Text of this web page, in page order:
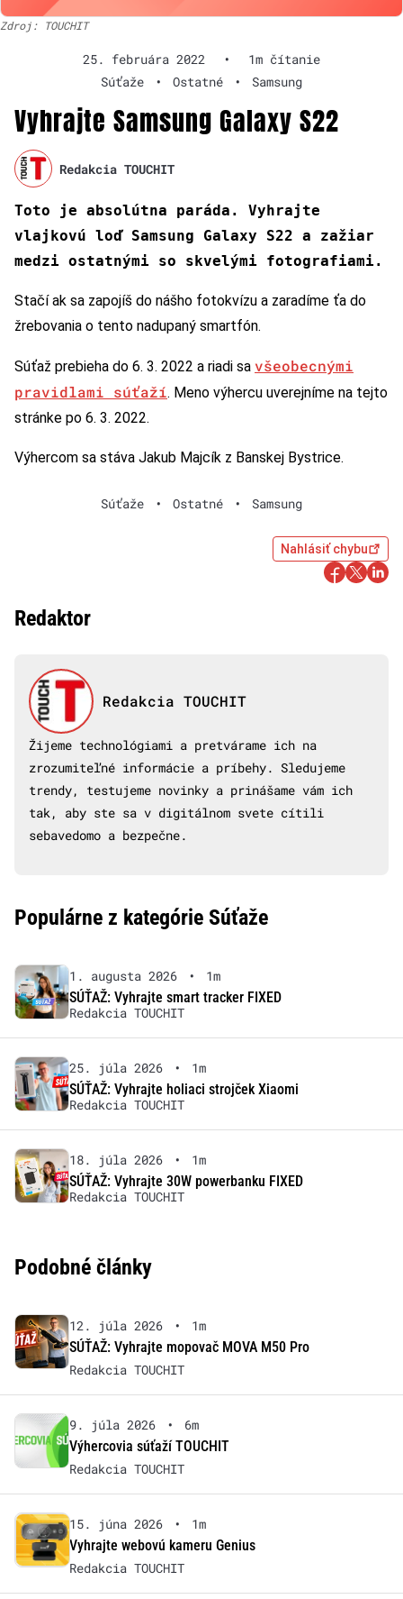
Zdroj: TOUCHIT
25. februára 2022 •
1m čítanie
Súťaže
• Ostatné • Samsung
Vyhrajte Samsung Galaxy S22
Redakcia TOUCHIT
Toto je absolútna paráda. Vyhrajte
vlajkovú loď Samsung Galaxy S22 a zažiar
medzi ostatnými so skvelými fotografiami.
Stačí ak sa zapojíš do nášho fotokvízu a zaradíme ťa do
žrebovania o tento nadupaný smartfón.
Súťaž prebieha do 6. 3. 2022 a riadi sa všeobecnými
pravidlami súťaží. Meno výhercu uverejníme na tejto
stránke po 6. 3. 2022.
Výhercom sa stáva Jakub Majcík z Banskej Bystrice.
Súťaže • Ostatné • Samsung
Nahlásiť chybu
Redaktor
Redakcia TOUCHIT
Žijeme technológiami a pretvárame ich na
zrozumiteľné informácie a príbehy. Sledujeme
trendy, testujeme novinky a prinášame vám ich
tak, aby ste sa v digitálnom svete cítili
sebavedomo a bezpečne.
Populárne z kategórie Súťaže
1. augusta 2026 •
1m
SÚŤAŽ: Vyhrajte smart tracker FIXED
Redakcia TOUCHIT
25. júla 2026 •
1m
SÚŤAŽ: Vyhrajte holiaci strojček Xiaomi
Redakcia TOUCHIT
18. júla 2026 •
1m
SÚŤAŽ: Vyhrajte 30W powerbanku FIXED
Redakcia TOUCHIT
Podobné články
12. júla 2026 •
1m
SÚŤAŽ: Vyhrajte mopovač MOVA M50 Pro
Redakcia TOUCHIT
9. júla 2026 •
6m
Výhercovia súťaží TOUCHIT
Redakcia TOUCHIT
15. júna 2026 •
1m
Vyhrajte webovú kameru Genius
Redakcia TOUCHIT